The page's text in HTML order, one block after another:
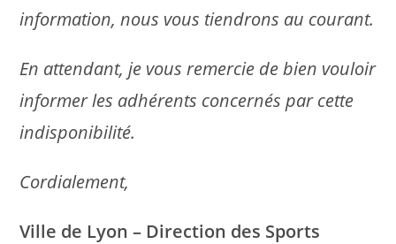
information, nous vous tiendrons au courant.
En attendant, je vous remercie de bien vouloir
informer les adhérents concernés par cette
indisponibilité.
Cordialement,
Ville de Lyon – Direction des Sports